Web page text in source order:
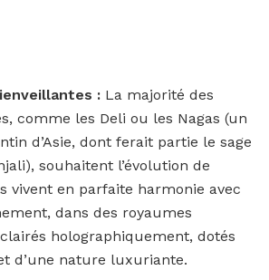
: La majorité des
comme les Deli ou les Nagas (un
d’Asie, dont ferait partie le sage
souhaitent l’évolution de
vivent en parfaite harmonie avec
dans des royaumes
holographiquement, dotés
d’une nature luxuriante.